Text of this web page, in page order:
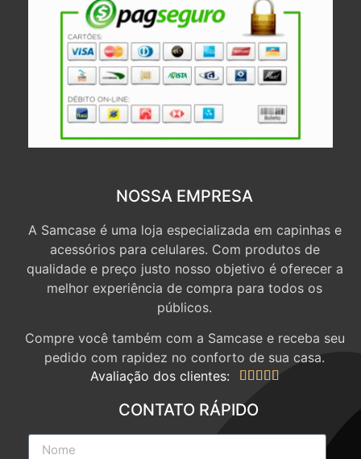
NOSSA EMPRESA
A Samcase é uma loja especializada em capinhas e
acessórios para celulares. Com produtos de
qualidade e preço justo nosso objetivo é oferecer a
melhor experiência de compra para todos os
públicos.
Compre você também com a Samcase e receba seu
pedido com rapidez no conforto de sua casa.
Avaliação dos clientes:
    
CONTATO RÁPIDO